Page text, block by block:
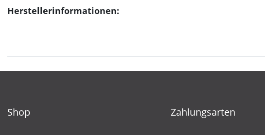
Herstellerinformationen:
Shop Zahlungsarten